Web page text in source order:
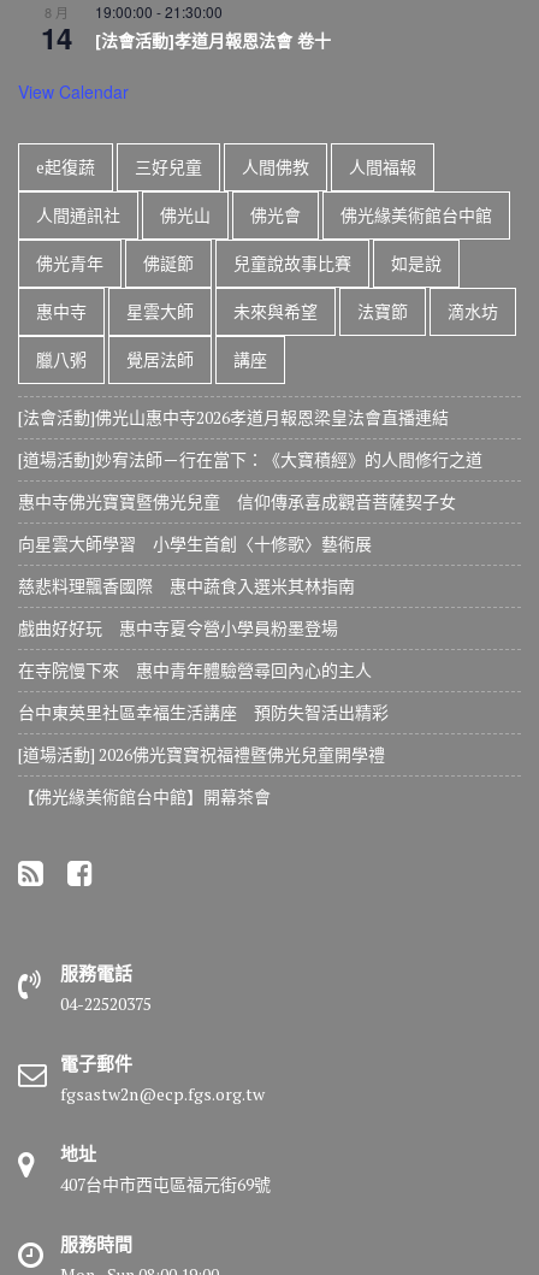
8 月
14
19:00:00 -21:30:00
[法會活動]孝道月報恩法會 卷十
View Calendar
e起復蔬 三好兒童 人間佛教 人間福報
人間通訊社 佛光山 佛光會 佛光緣美術館台中館
佛光青年 佛誕節 兒童說故事比賽 如是說
惠中寺 星雲大師 未來與希望 法寶節 滴水坊
臘八粥 覺居法師 講座
[法會活動]佛光山惠中寺2026孝道月報恩梁皇法會直播連結
[道場活動]妙宥法師－行在當下：《大寶積經》的人間修行之道
惠中寺佛光寶寶暨佛光兒童 信仰傳承喜成觀音菩薩契子女
向星雲大師學習 小學生首創〈十修歌〉藝術展
慈悲料理飄香國際 惠中蔬食入選米其林指南
戲曲好好玩 惠中寺夏令營小學員粉墨登場
在寺院慢下來 惠中青年體驗營尋回內心的主人
台中東英里社區幸福生活講座 預防失智活出精彩
[道場活動] 2026佛光寶寶祝福禮暨佛光兒童開學禮
【佛光緣美術館台中館】開幕茶會
服務電話
04-22520375
電子郵件
fgsastw2n@ecp.fgs.org.tw
地址
407台中市西屯區福元街69號
服務時間